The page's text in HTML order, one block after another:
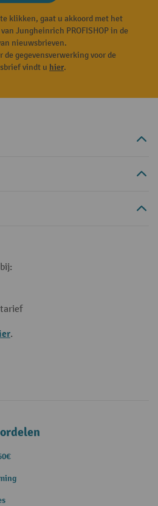
klikken, gaat u akkoord met het
Jungheinrich PROFISHOP in de
nieuwsbrieven.
de gegevensverwerking voor de
vindt u hier.
.